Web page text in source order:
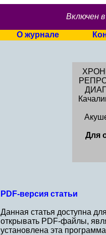
Включен
О журнале
Для
PDF-версия статьи
Данная статья доступна
открывать PDF-файлы,
установлена эта